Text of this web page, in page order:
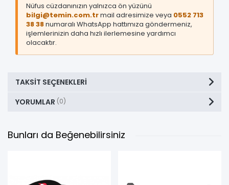
Nüfus cüzdanınızın yalnızca ön yüzünü
bilgi@temin.com.tr mail adresimize veya 0552 713
38 38 numaralı WhatsApp hattımıza göndermeniz,
işlemlerinizin daha hızlı ilerlemesine yardımcı
olacaktır.
TAKSIT SEÇENEKLERI
YORUMLAR (0)
Bunları da Beğenebilirsiniz